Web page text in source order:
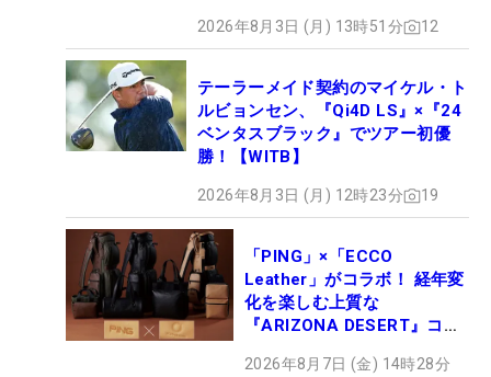
2026年8月3日 (月) 13時51分 12
テーラーメイド契約のマイケル・ト
ルビョンセン、『Qi4D LS』×『24
ベンタスブラック』でツアー初優
勝！【WITB】
2026年8月3日 (月) 12時23分 19
「PING」×「ECCO
Leather」がコラボ！ 経年変
化を楽しむ上質な
『ARIZONA DESERT』コレ
ュー
2026年8月7日 (金) 14時28分